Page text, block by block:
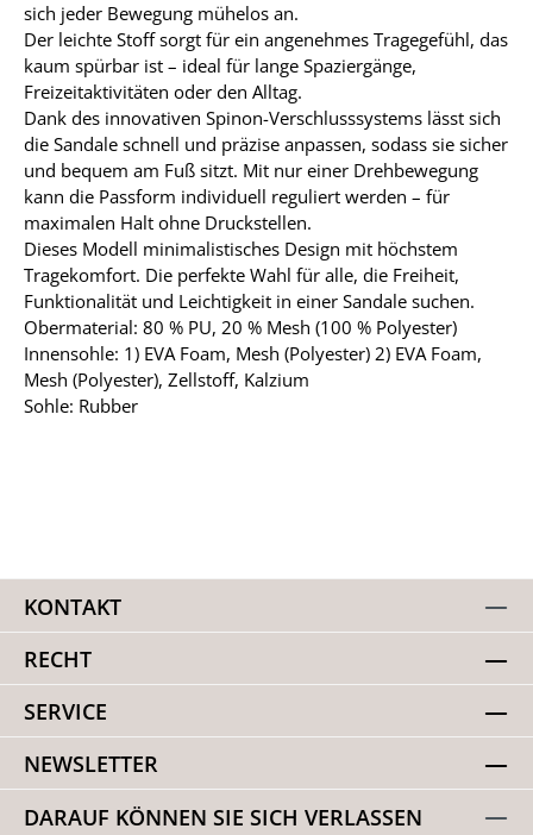
sich jeder Bewegung mühelos an.
Der leichte Stoff sorgt für ein angenehmes Tragegefühl, das
kaum spürbar ist – ideal für lange Spaziergänge,
Freizeitaktivitäten oder den Alltag.
Dank des innovativen Spinon-Verschlusssystems lässt sich
die Sandale schnell und präzise anpassen, sodass sie sicher
und bequem am Fuß sitzt. Mit nur einer Drehbewegung
kann die Passform individuell reguliert werden – für
maximalen Halt ohne Druckstellen.
Dieses Modell minimalistisches Design mit höchstem
Tragekomfort. Die perfekte Wahl für alle, die Freiheit,
Funktionalität und Leichtigkeit in einer Sandale suchen.
Obermaterial: 80 % PU, 20 % Mesh (100 % Polyester)
Innensohle: 1) EVA Foam, Mesh (Polyester) 2) EVA Foam,
Mesh (Polyester), Zellstoff, Kalzium
Sohle: Rubber
KONTAKT
RECHT
SERVICE
NEWSLETTER
DARAUF KÖNNEN SIE SICH VERLASSEN